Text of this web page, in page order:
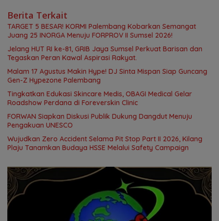
Berita Terkait
TARGET 5 BESAR! KORMI Palembang Kobarkan Semangat
Juang 25 INORGA Menuju FORPROV II Sumsel 2026!
Jelang HUT RI ke-81, GRIB Jaya Sumsel Perkuat Barisan dan
Tegaskan Peran Kawal Aspirasi Rakyat.
Malam 17 Agustus Makin Hype! DJ Sinta Mispan Siap Guncang
Gen-Z Hypezone Palembang
Tingkatkan Edukasi Skincare Medis, OBAGI Medical Gelar
Roadshow Perdana di Foreverskin Clinic
FORWAN Siapkan Diskusi Publik Dukung Dangdut Menuju
Pengakuan UNESCO
Wujudkan Zero Accident Selama Pit Stop Part II 2026, Kilang
Plaju Tanamkan Budaya HSSE Melalui Safety Campaign